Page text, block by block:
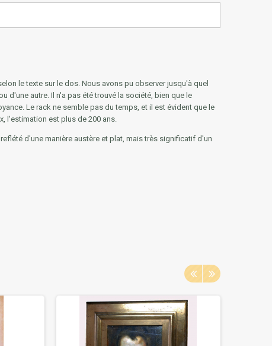
le texte sur le dos. Nous avons pu observer jusqu'à quel
d'une autre. Il n'a pas été trouvé la société, bien que le
Le rack ne semble pas du temps, et il est évident que le
l'estimation est plus de 200 ans.
d'une manière austère et plat, mais très significatif d'un